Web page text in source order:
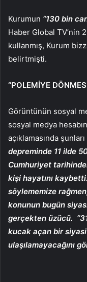
Kurumun “130 bin
Haber Global TV’nin
kullanmış, Kurum
belirtmişti.
“POLEMİYE
Görüntünün sosyal
sosyal medya
açıklamasında
depreminde 11 ilde
Cumhuriyet
kişi hayatını
söylememize
konunun bugün
gerçekten üzücü.
kucak açan bir
ulaşılamayacağını